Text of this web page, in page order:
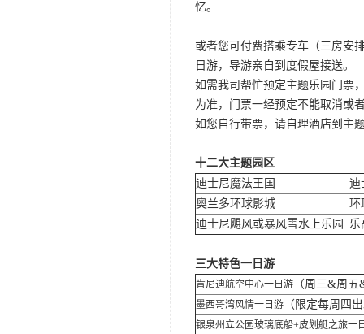
忆。
或者您可付费搭乘专车（三房安
日游，导游亲自到度假屋接送。
如需我司帮忙预定主题乐园门票
为准，门票一经预定不能取消或
如您自行带票，请自理酒店到主
十二大主题园区
迪士尼魔法王国
迪
奥兰多环球影城
环
迪士尼飓风或暴风雪水上乐园
乐
三大特色一日游
肯尼迪航空中心一日游 （周三&周
墨西哥湾风情一日游 （限定每周四
银泉州立公园玻璃底船+皮划艇之旅一